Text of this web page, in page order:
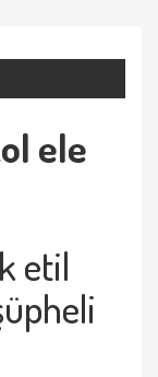
ele
etil